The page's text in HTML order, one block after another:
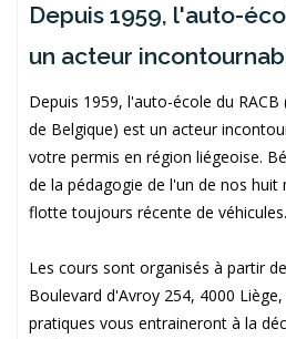
Depuis 1959, l'auto-
un acteur
Depuis 1959, l'auto-école du
de Belgique) est un acteur
votre permis en région liégeoise.
de la pédagogie de l'un de nos huit
flotte toujours récente de véhicules.
Les cours sont organisés à partir
Boulevard d'Avroy 254, 4000
pratiques vous entraineront à la